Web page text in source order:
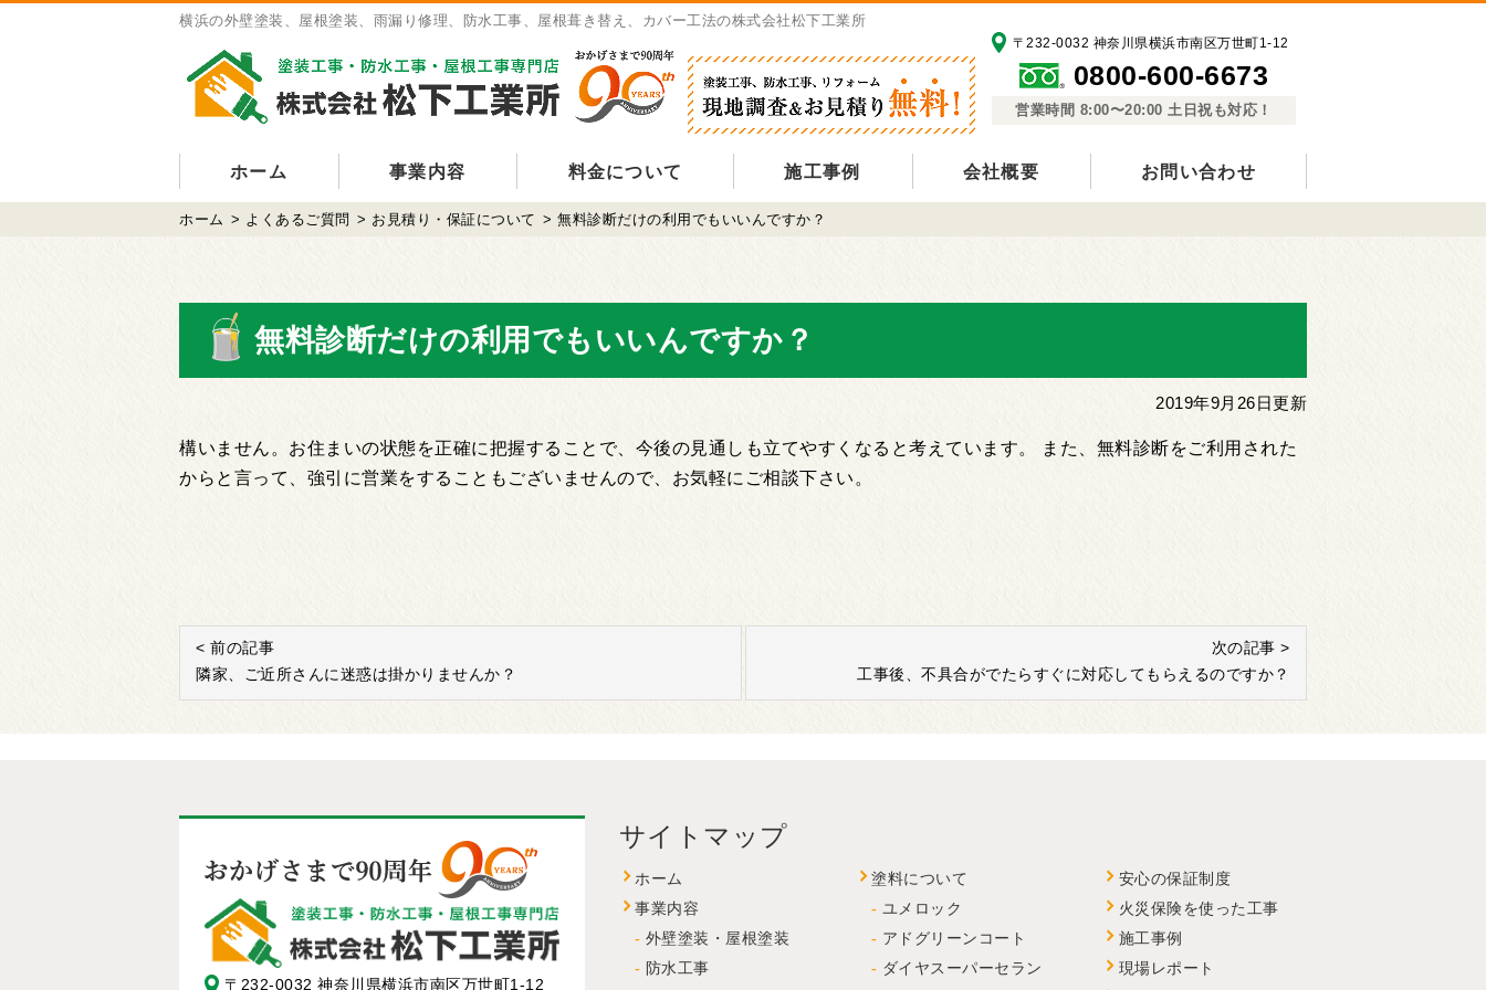
横浜の外壁塗装、屋根塗装、雨漏り修理、防水工事、屋根葺き替え、カバー工法の株式会社松下工業所
〒232-0032 神奈川県横浜市南区万世町1-12
0800-600-6673
営業時間 8:00〜20:00 土日祝も対応！
ホーム 事業内容 料金について 施工事例 会社概要 お問い合わせ
ホーム > よくあるご質問 > お見積り・保証について > 無料診断だけの利用でもいいんですか？
無料診断だけの利用でもいいんですか？
2019年9月26日更新
構いません。お住まいの状態を正確に把握することで、今後の⾒通しも⽴てやすくなると考えています。 また、無料診断をご利用された
からと⾔って、強引に営業をすることもございませんので、お気軽にご相談下さい。
< 前の記事
隣家、ご近所さんに迷惑は掛かりませんか？
次の記事 >
工事後、不具合がでたらすぐに対応してもらえるのですか？
〒232-0032 神奈川県横浜市南区万世町1-12
サイトマップ
ホーム
事業内容
外壁塗装・屋根塗装
防水工事
塗料について
ユメロック
アドグリーンコート
ダイヤスーパーセラン
安心の保証制度
火災保険を使った工事
施工事例
現場レポート